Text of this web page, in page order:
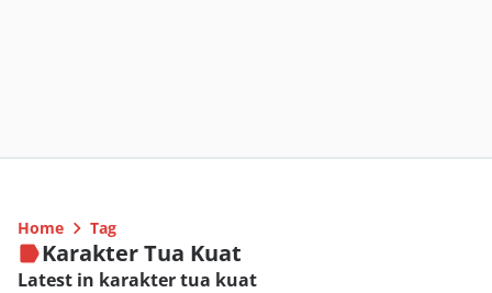
Home Tag
Karakter Tua Kuat
Latest in karakter tua kuat